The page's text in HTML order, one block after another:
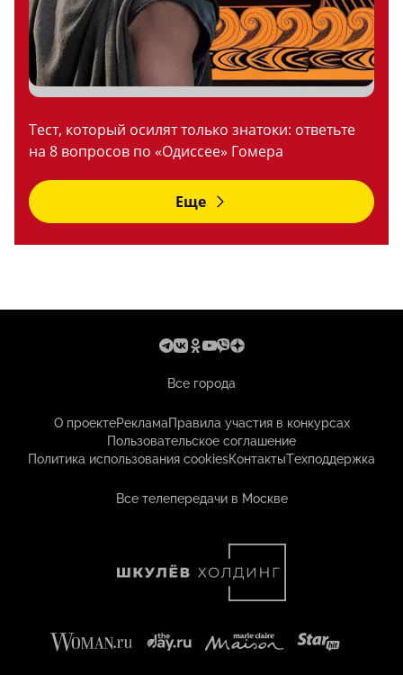
Тест, который осилят только знатоки: ответьте
на 8 вопросов по «Одиссее» Гомера
Еще
Все города
О проектеРекламаПравила участия в конкурсах
Пользовательское соглашение
Политика использования cookiesКонтактыТехподдержка
Все телепередачи в Москве